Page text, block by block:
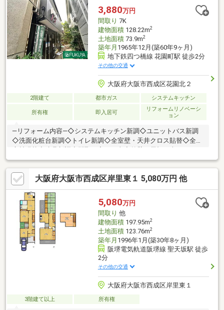
「無駄を省きたい」等お気軽にご連絡下さいませ。
3,880万円
間取り 7K
建物面積128.22m2
土地面積73.9m2
築年月 1965年12月(築60年9ヶ月)
地下鉄四つ橋線 花園町駅 徒歩2分
その他の交通
大阪府大阪市西成区花園北２
2階建て 都市ガス システムキッチン
所有権 即入居可
リフォームリノベーシ
ョン
―リフォーム内容―◇システムキッチン新調◇ユニットバス新調
◇洗面化粧台新調◇トイレ新調◇全室壁・天井クロス貼替◇全室
めポイント―◆2K×3戸、1K×1戸の木造2階建て！◆ミニキッチン
はIHコンロ付♪◆全居室フローリングで日々のお掃除も楽々です
♪◆複数沿線利用可能でアクセス良好♪◆収益用としてもご検討く
ださい♪―交通―・大阪メトロ四つ橋線「花園町」駅徒歩2分・南
海高野線「萩ノ茶屋」駅徒歩3分・阪堺電気軌道阪堺線「今船」駅
徒歩6分・大阪メトロ堺筋線/御堂筋線「動物園前」駅徒歩9分
大阪府大阪市西成区岸里東１ 5,080万円 他
5,080万円
間取り 他
建物面積197.95m2
土地面積123.76m2
築年月 1996年1月(築30年8ヶ月)
阪堺電気軌道阪堺線 聖天坂駅 徒歩
2分
その他の交通
大阪府大阪市西成区岸里東１
3階建て以上 所有権